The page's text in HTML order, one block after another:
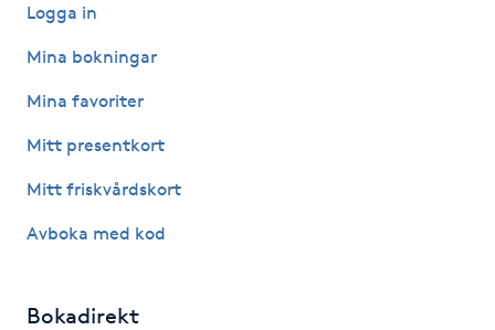
K18
Kemisk peeling
Keratinbehandling
Kinesiologi
Logga in
Mina bokningar
Mina favoriter
Mitt presentkort
Mitt friskvårdskort
Avboka med kod
Bokadirekt